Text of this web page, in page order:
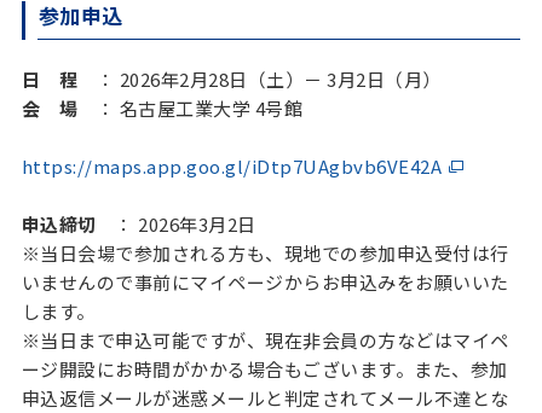
参加申込
日 程
： 2026年2月28日（土）－ 3月2日（月）
会 場
： 名古屋工業大学 4号館
https://maps.app.goo.gl/iDtp7UAgbvb6VE42A
申込締切 ： 2026年3月2日
※当日会場で参加される方も、現地での参加申込受付は行
いませんので事前にマイページからお申込みをお願いいた
します。
※当日まで申込可能ですが、現在非会員の方などはマイペ
ージ開設にお時間がかかる場合もございます。また、参加
申込返信メールが迷惑メールと判定されてメール不達とな